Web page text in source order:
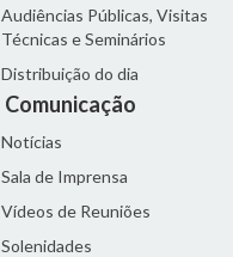
Audiências Públicas, Visitas
Técnicas e Seminários
Distribuição do dia
Comunicação
Notícias
Sala de Imprensa
Vídeos de Reuniões
Solenidades